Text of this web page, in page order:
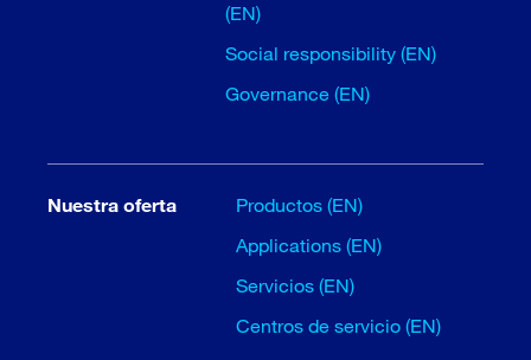
(EN)
Social responsibility (EN)
Governance (EN)
Nuestra oferta
Productos (EN)
Applications (EN)
Servicios (EN)
Centros de servicio (EN)